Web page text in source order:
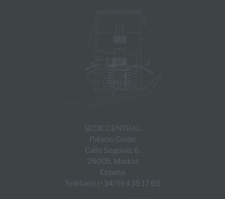
SEDE CENTRAL
Palacio Colón
Calle Segovia, 6.
28005, Madrid
España
Teléfono: (+34) 91 435 17 65